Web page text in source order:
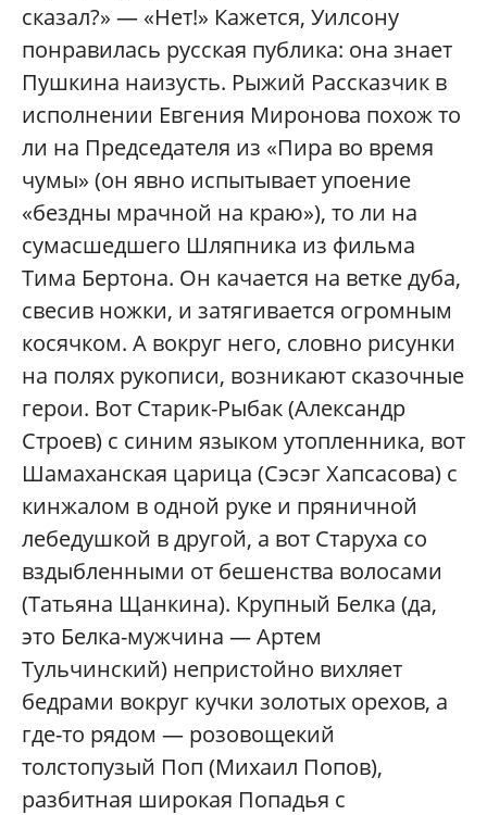
сказал?» — «Нет!» Кажется, Уилсону
понравилась русская публика: она знает
Пушкина наизусть. Рыжий Рассказчик в
исполнении Евгения Миронова похож то
ли на Председателя из «Пира во время
чумы» (он явно испытывает упоение
«бездны мрачной на краю»), то ли на
сумасшедшего Шляпника из фильма
Тима Бертона. Он качается на ветке дуба,
свесив ножки, и затягивается огромным
косячком. А вокруг него, словно рисунки
на полях рукописи, возникают сказочные
герои. Вот Старик-Рыбак (Александр
Строев) с синим языком утопленника, вот
Шамаханская царица (Сэсэг Хапсасова) с
кинжалом в одной руке и пряничной
лебедушкой в другой, а вот Старуха со
вздыбленными от бешенства волосами
(Татьяна Щанкина). Крупный Белка (да,
это Белка-мужчина — Артем
Тульчинский) непристойно вихляет
бедрами вокруг кучки золотых орехов, а
где-то рядом — розовощекий
толстопузый Поп (Михаил Попов),
разбитная широкая Попадья с